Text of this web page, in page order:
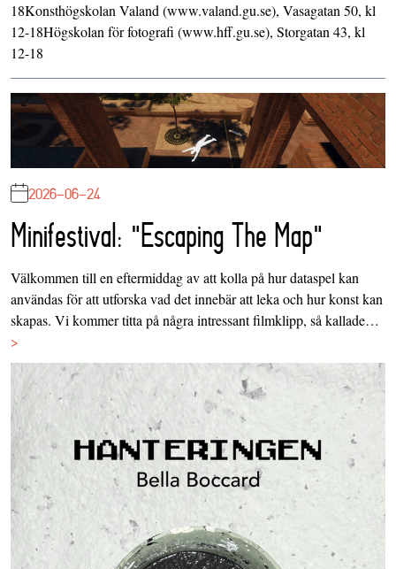
18Konsthögskolan Valand (www.valand.gu.se), Vasagatan 50, kl
12-18Högskolan för fotografi (www.hff.gu.se), Storgatan 43, kl
12-18
2026-06-24
Minifestival: "Escaping The Map"
Välkommen till en eftermiddag av att kolla på hur dataspel kan
användas för att utforska vad det innebär att leka och hur konst kan
skapas. Vi kommer titta på några intressant filmklipp, så kallade…
>